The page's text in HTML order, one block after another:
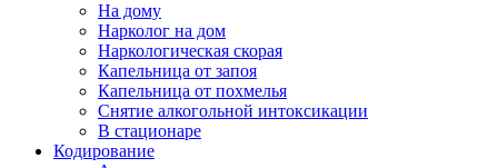
На дому
Нарколог на дом
Наркологическая скорая
Капельница от запоя
Капельница от похмелья
Снятие алкогольной интоксикации
В стационаре
Кодирование